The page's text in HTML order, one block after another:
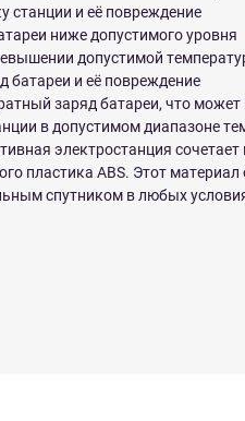
станции и её повреждение
ниже допустимого уровня
допустимой
батареи и её повреждение
заряд батареи, что
в допустимом диапазоне
электростанция
пластика ABS. Этот
спутником в любых